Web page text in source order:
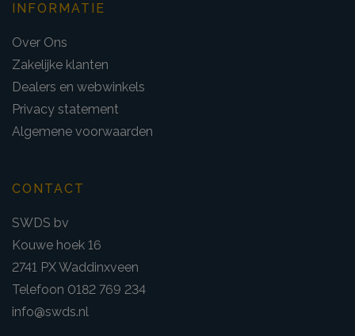
INFORMATIE
Over Ons
Zakelijke klanten
Dealers en webwinkels
Privacy statement
Algemene voorwaarden
CONTACT
SWDS bv
Kouwe hoek 16
2741 PX Waddinxveen
Telefoon 0182 769 234
info@swds.nl